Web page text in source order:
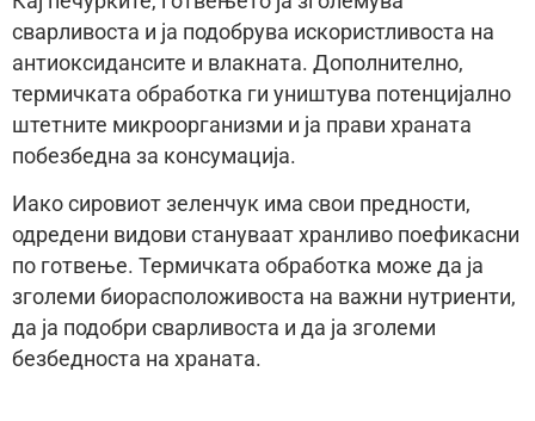
сварливоста и ја подобрува искористливоста на
антиоксидансите и влакната. Дополнително,
термичката обработка ги уништува потенцијално
штетните микроорганизми и ја прави храната
побезбедна за консумација.
Иако сировиот зеленчук има свои предности,
одредени видови стануваат хранливо поефикасни
по готвење. Термичката обработка може да ја
зголеми биорасположивоста на важни нутриенти,
да ја подобри сварливоста и да ја зголеми
безбедноста на храната.